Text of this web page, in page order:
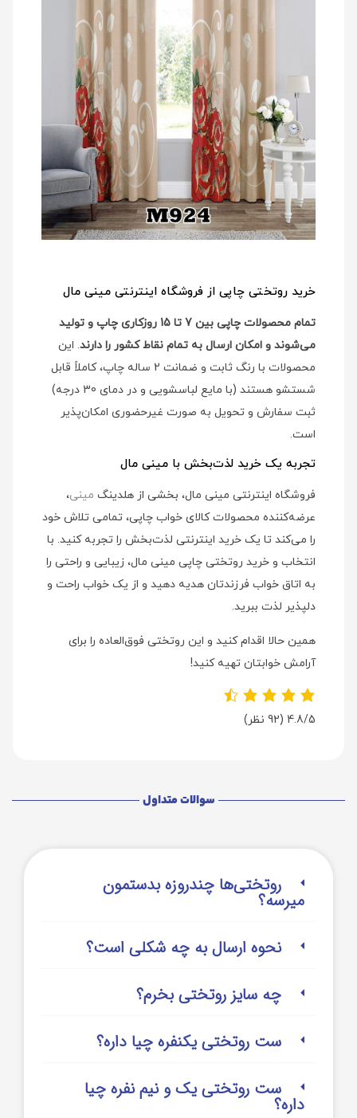
خرید روتختی چاپی از فروشگاه اینترنتی مینی مال
تمام محصولات چاپی بین 7 تا 15 روزکاری چاپ و تولید
می‌شوند و امکان ارسال به تمام نقاط کشور را دارند. این
محصولات با رنگ ثابت و ضمانت 2 ساله چاپ، کاملاً قابل
شستشو هستند (با مایع لباسشویی و در دمای 30 درجه)
ثبت سفارش و تحویل به صورت غیرحضوری امکان‌پذیر
است.
تجربه یک خرید لذت‌بخش با مینی مال
فروشگاه اینترنتی مینی مال، بخشی از هلدینگ مینی،
عرضه‌کننده محصولات کالای خواب چاپی، تمامی تلاش خود
را می‌کند تا یک خرید اینترنتی لذت‌بخش را تجربه کنید. با
انتخاب و خرید روتختی چاپی مینی مال، زیبایی و راحتی را
به اتاق خواب فرزندتان هدیه دهید و از یک خواب راحت و
دلپذیر لذت ببرید.
همین حالا اقدام کنید و این روتختی فوق‌العاده را برای
آرامش خوابتان تهیه کنید!
4.8/5 (92 نظر)
سوالات متداول
روتختی‌‌ها چندروزه بدستمون
میرسه؟
نحوه ارسال به چه شکلی است؟
چه سایز روتختی بخرم؟
ست روتختی یکنفره چیا داره؟
ست روتختی یک و نیم نفره چیا
داره؟